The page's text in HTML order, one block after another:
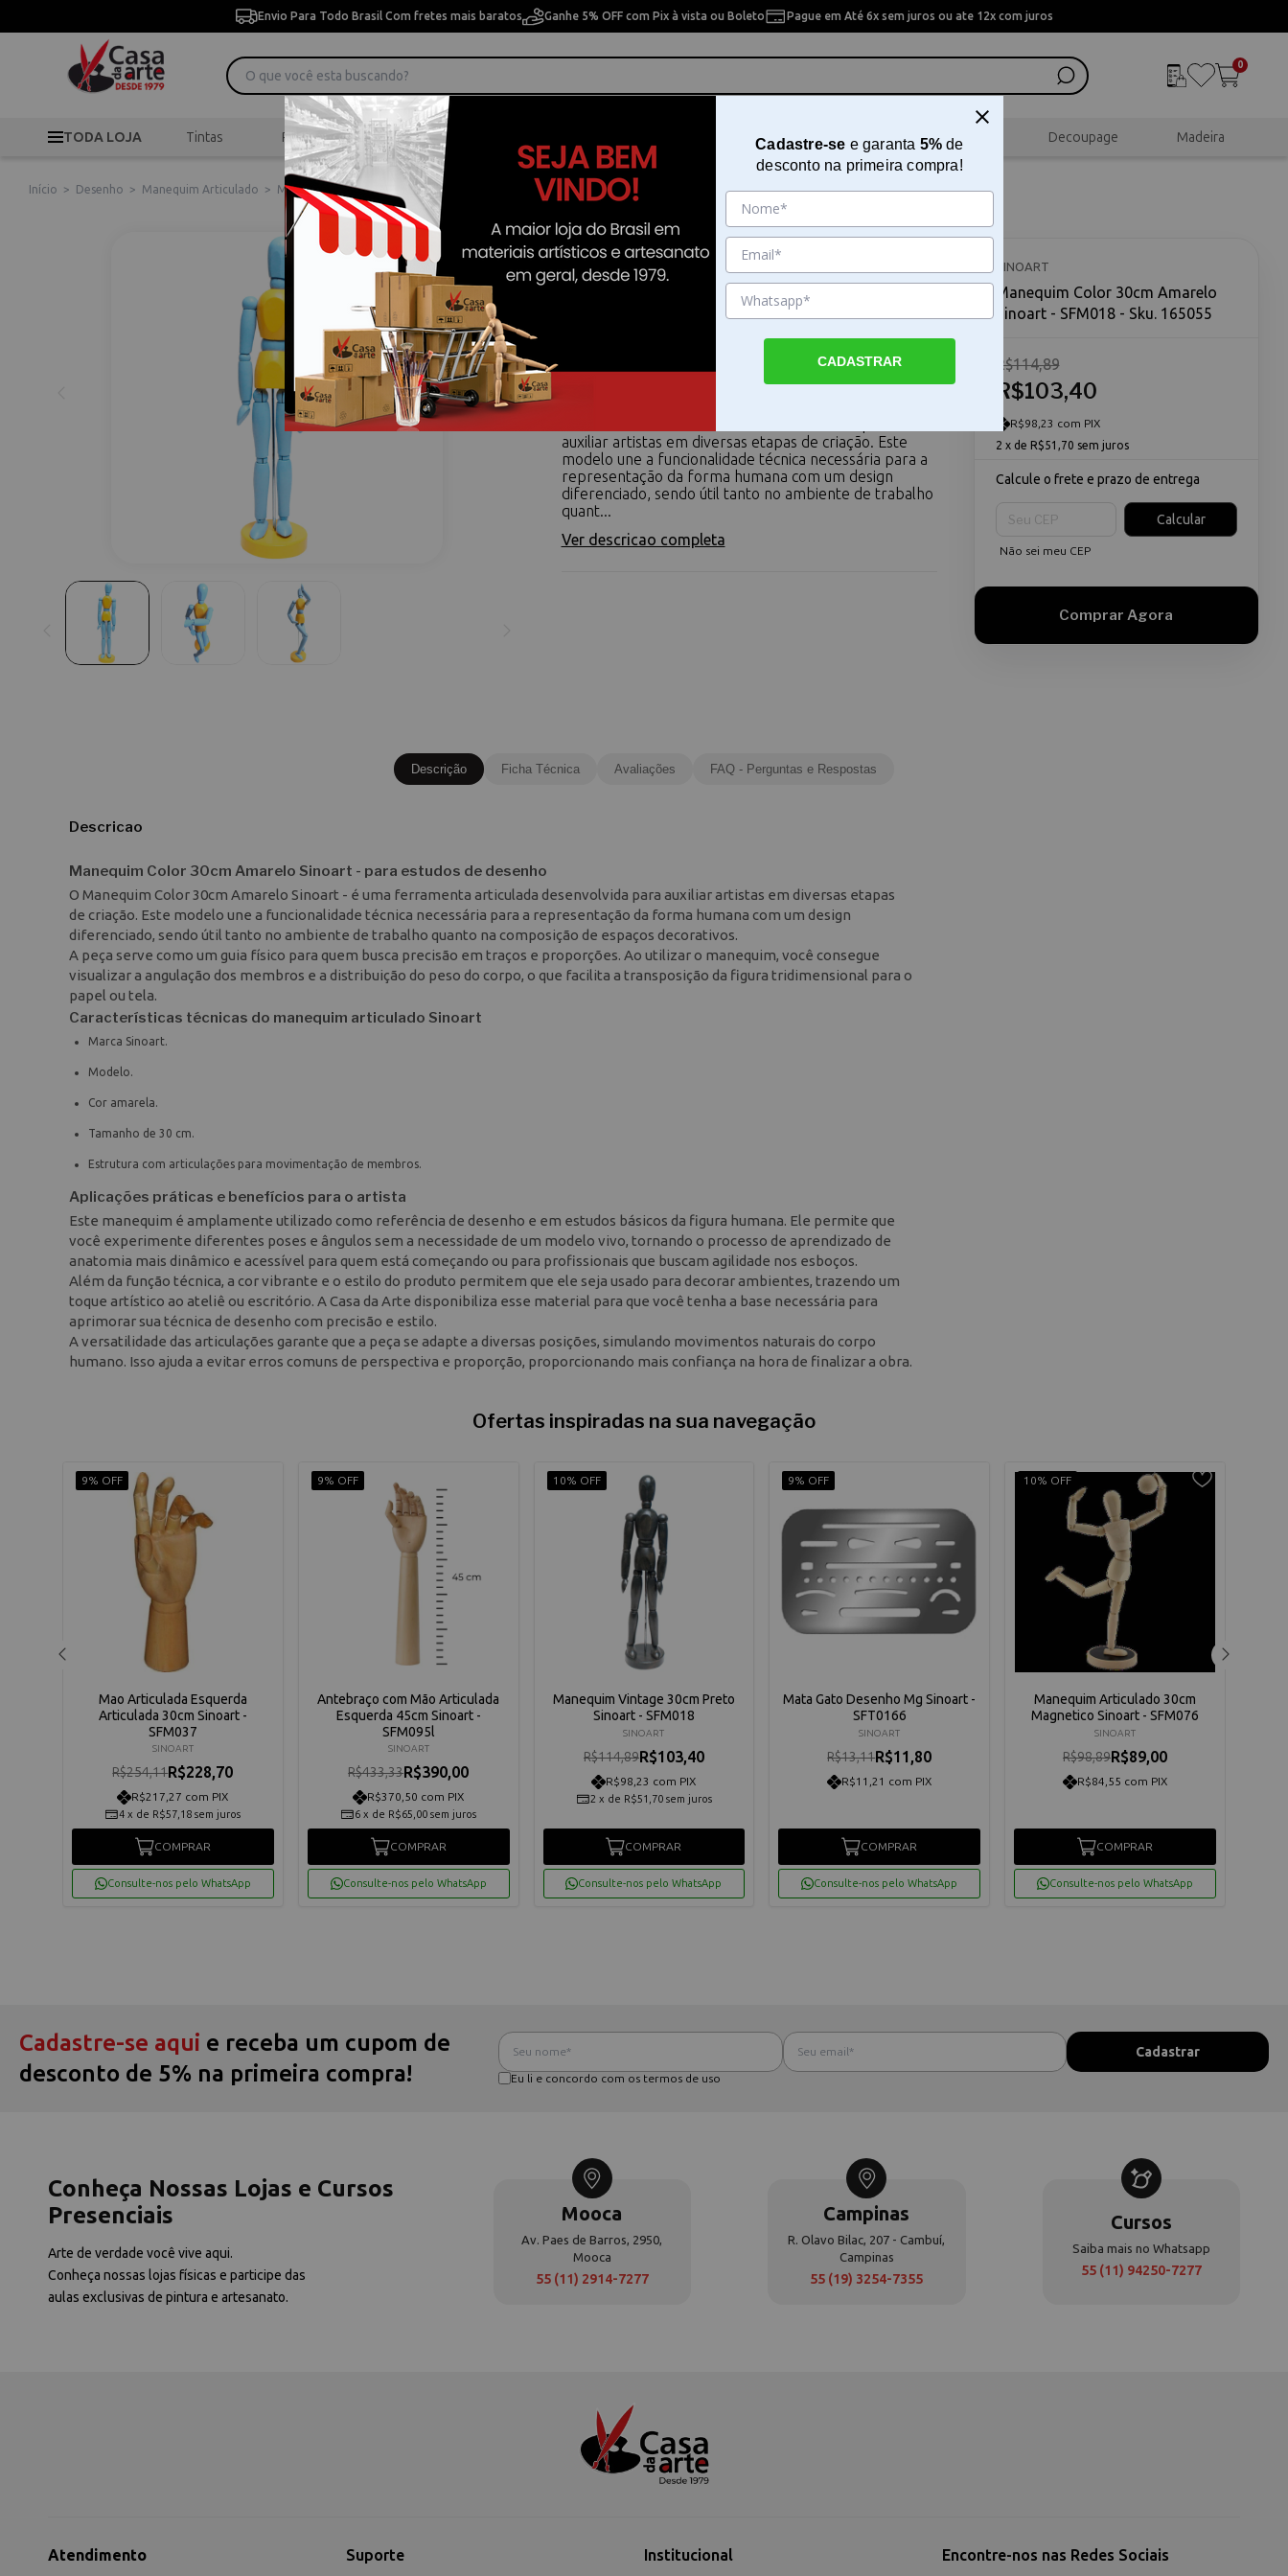
Envio Para Todo Brasil Com fretes mais baratos Ganhe 5% OFF com Pix à vista ou Boleto Pague em Até 6x sem juros ou ate 12x com juros
0
TODA LOJA Tintas Pincéis Desenho Pintura Artesanal Scrapbook Decoupage Madeira
Início > Desenho > Manequim Articulado > Manequim Color 30cm Amarelo Sinoart - SFM018
Manequim Color 30cm Amarelo Sinoart -
SFM018
Manequim Color 30cm Amarelo Sinoart - para estudos
auxiliar artistas em diversas etapas de criação. Este
modelo une a funcionalidade técnica necessária para a
representação da forma humana com um design
diferenciado, sendo útil tanto no ambiente de trabalho
quant...
Ver descricao completa
SINOART
Manequim Color 30cm Amarelo
Sinoart - SFM018 - Sku. 165055
R$103,40
R$114,89
R$98,23 com PIX
2 x de R$51,70 sem juros
Calcule o frete e prazo de entrega
Calcular
Não sei meu CEP
Descrição Ficha Técnica Avaliações FAQ - Perguntas e Respostas
Descricao
Manequim Color 30cm Amarelo Sinoart - para estudos de desenho
O Manequim Color 30cm Amarelo Sinoart - é uma ferramenta articulada desenvolvida para auxiliar artistas em diversas etapas
de criação. Este modelo une a funcionalidade técnica necessária para a representação da forma humana com um design
diferenciado, sendo útil tanto no ambiente de trabalho quanto na composição de espaços decorativos.
A peça serve como um guia físico para quem busca precisão em traços e proporções. Ao utilizar o manequim, você consegue
visualizar a angulação dos membros e a distribuição do peso do corpo, o que facilita a transposição da figura tridimensional para o
papel ou tela.
Características técnicas do manequim articulado Sinoart
Marca Sinoart.
Modelo.
Cor amarela.
Tamanho de 30 cm.
Estrutura com articulações para movimentação de membros.
Aplicações práticas e benefícios para o artista
Este manequim é amplamente utilizado como referência de desenho e em estudos básicos da figura humana. Ele permite que
você experimente diferentes poses e ângulos sem a necessidade de um modelo vivo, tornando o processo de aprendizado de
anatomia mais dinâmico e acessível para quem está começando ou para profissionais que buscam agilidade nos esboços.
Além da função técnica, a cor vibrante e o estilo do produto permitem que ele seja usado para decorar ambientes, trazendo um
toque artístico ao ateliê ou escritório. A Casa da Arte disponibiliza esse material para que você tenha a base necessária para
aprimorar sua técnica de desenho com precisão e estilo.
A versatilidade das articulações garante que a peça se adapte a diversas posições, simulando movimentos naturais do corpo
humano. Isso ajuda a evitar erros comuns de perspectiva e proporção, proporcionando mais confiança na hora de finalizar a obra.
Ofertas inspiradas na sua navegação
9% OFF
Mao Articulada Esquerda
Articulada 30cm Sinoart -
SFM037
SINOART
R$254,11R$228,70
R$217,27 com PIX
4 x de R$57,18 sem juros
COMPRAR
Consulte-nos pelo WhatsApp
9% OFF
Antebraço com Mão Articulada
Esquerda 45cm Sinoart -
SFM095l
SINOART
R$433,33R$390,00
R$370,50 com PIX
6 x de R$65,00 sem juros
COMPRAR
Consulte-nos pelo WhatsApp
10% OFF
Manequim Vintage 30cm Preto
Sinoart - SFM018
SINOART
R$114,89R$103,40
R$98,23 com PIX
2 x de R$51,70 sem juros
COMPRAR
Consulte-nos pelo WhatsApp
9% OFF
Mata Gato Desenho Mg Sinoart -
SFT0166
SINOART
R$13,11R$11,80
R$11,21 com PIX
COMPRAR
Consulte-nos pelo WhatsApp
10% OFF
Manequim Articulado 30cm
Magnetico Sinoart - SFM076
SINOART
R$98,89R$89,00
R$84,55 com PIX
COMPRAR
Consulte-nos pelo WhatsApp
Cadastre-se aqui e receba um cupom de
desconto de 5% na primeira compra!
Eu li e concordo com os termos de uso
Conheça Nossas Lojas e Cursos
Presenciais
Arte de verdade você vive aqui.
Conheça nossas lojas físicas e participe das
aulas exclusivas de pintura e artesanato.
Mooca
Av. Paes de Barros, 2950,
Mooca
55 (11) 2914-7277
Campinas
R. Olavo Bilac, 207 - Cambuí,
Campinas
55 (19) 3254-7355
Cursos
Saiba mais no Whatsapp
55 (11) 94250-7277
Atendimento Suporte Institucional Encontre-nos nas Redes Sociais
Cadastre-se e garanta 5%de
desconto na primeira compra!
CADASTRAR